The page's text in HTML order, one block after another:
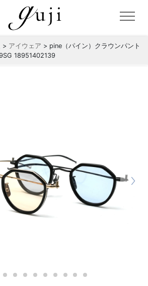
> アイウェア > pine（パイン）クラウンパント
18951402139